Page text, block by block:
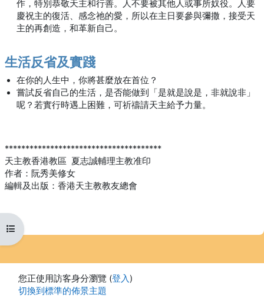
開啟課程索引
作，特別恭敬天主和行善。人不要被其他人或事所奴役。人要
慶祝主的復活、感念祂的愛，所以在主日要參與彌撒，接受天
主的再創造，和革新自己。
生活反省及實踐
在你的人生中，你將甚麼放在首位？
嘗試反省自己的生活，是否能做到「是就是說是，非就說非」
呢？若實行時遇上困難，可祈禱請天主給予力量。
**************************************
天主教香港教區 夏志誠輔理主教准印
作者：阮秀美修女
編輯及出版：香港天主教教友總會
您正使用訪客身分瀏覽 (登入 )
切換到標準的佈景主題